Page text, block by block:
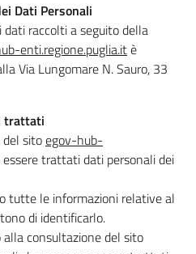
Dati Personali
raccolti a seguito della
enti.regione.puglia.itè
Via Lungomare N. Sauro, 33
trattati
sitoegov-hub-
essere trattati dati personali dei
tutte le informazioni relative al
di identificarlo.
consultazione del sito